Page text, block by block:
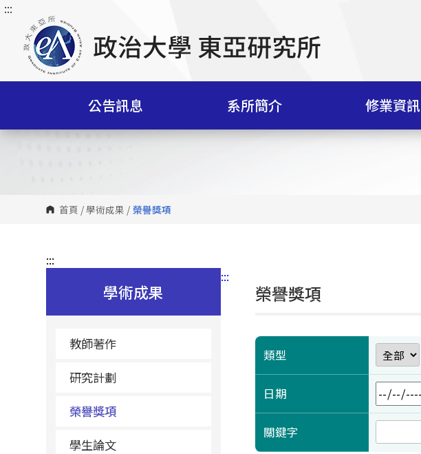
跳
內
塊
:::
公告訊息 系所簡介 修業資訊
首頁 /學術成果 / 榮譽獎項
:::
學術成果
教師著作
研究計劃
榮譽獎項
學生論文
:::
榮譽獎項
類型
日期
關鍵字